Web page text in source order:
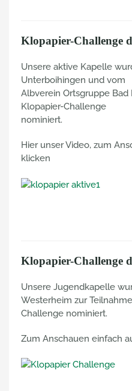
Klopapier-Challenge
Unsere aktive Kapelle
Unterboihingen und vom
Albverein Ortsgruppe
Klopapier-Challenge
nominiert.
Hier unser Video, zum
klicken
Klopapier-Challenge
Unsere Jugendkapelle
Westerheim zur
Challenge nominiert.
Zum Anschauen einfach